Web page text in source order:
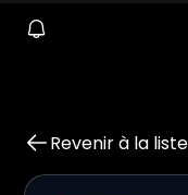
Revenir à la liste